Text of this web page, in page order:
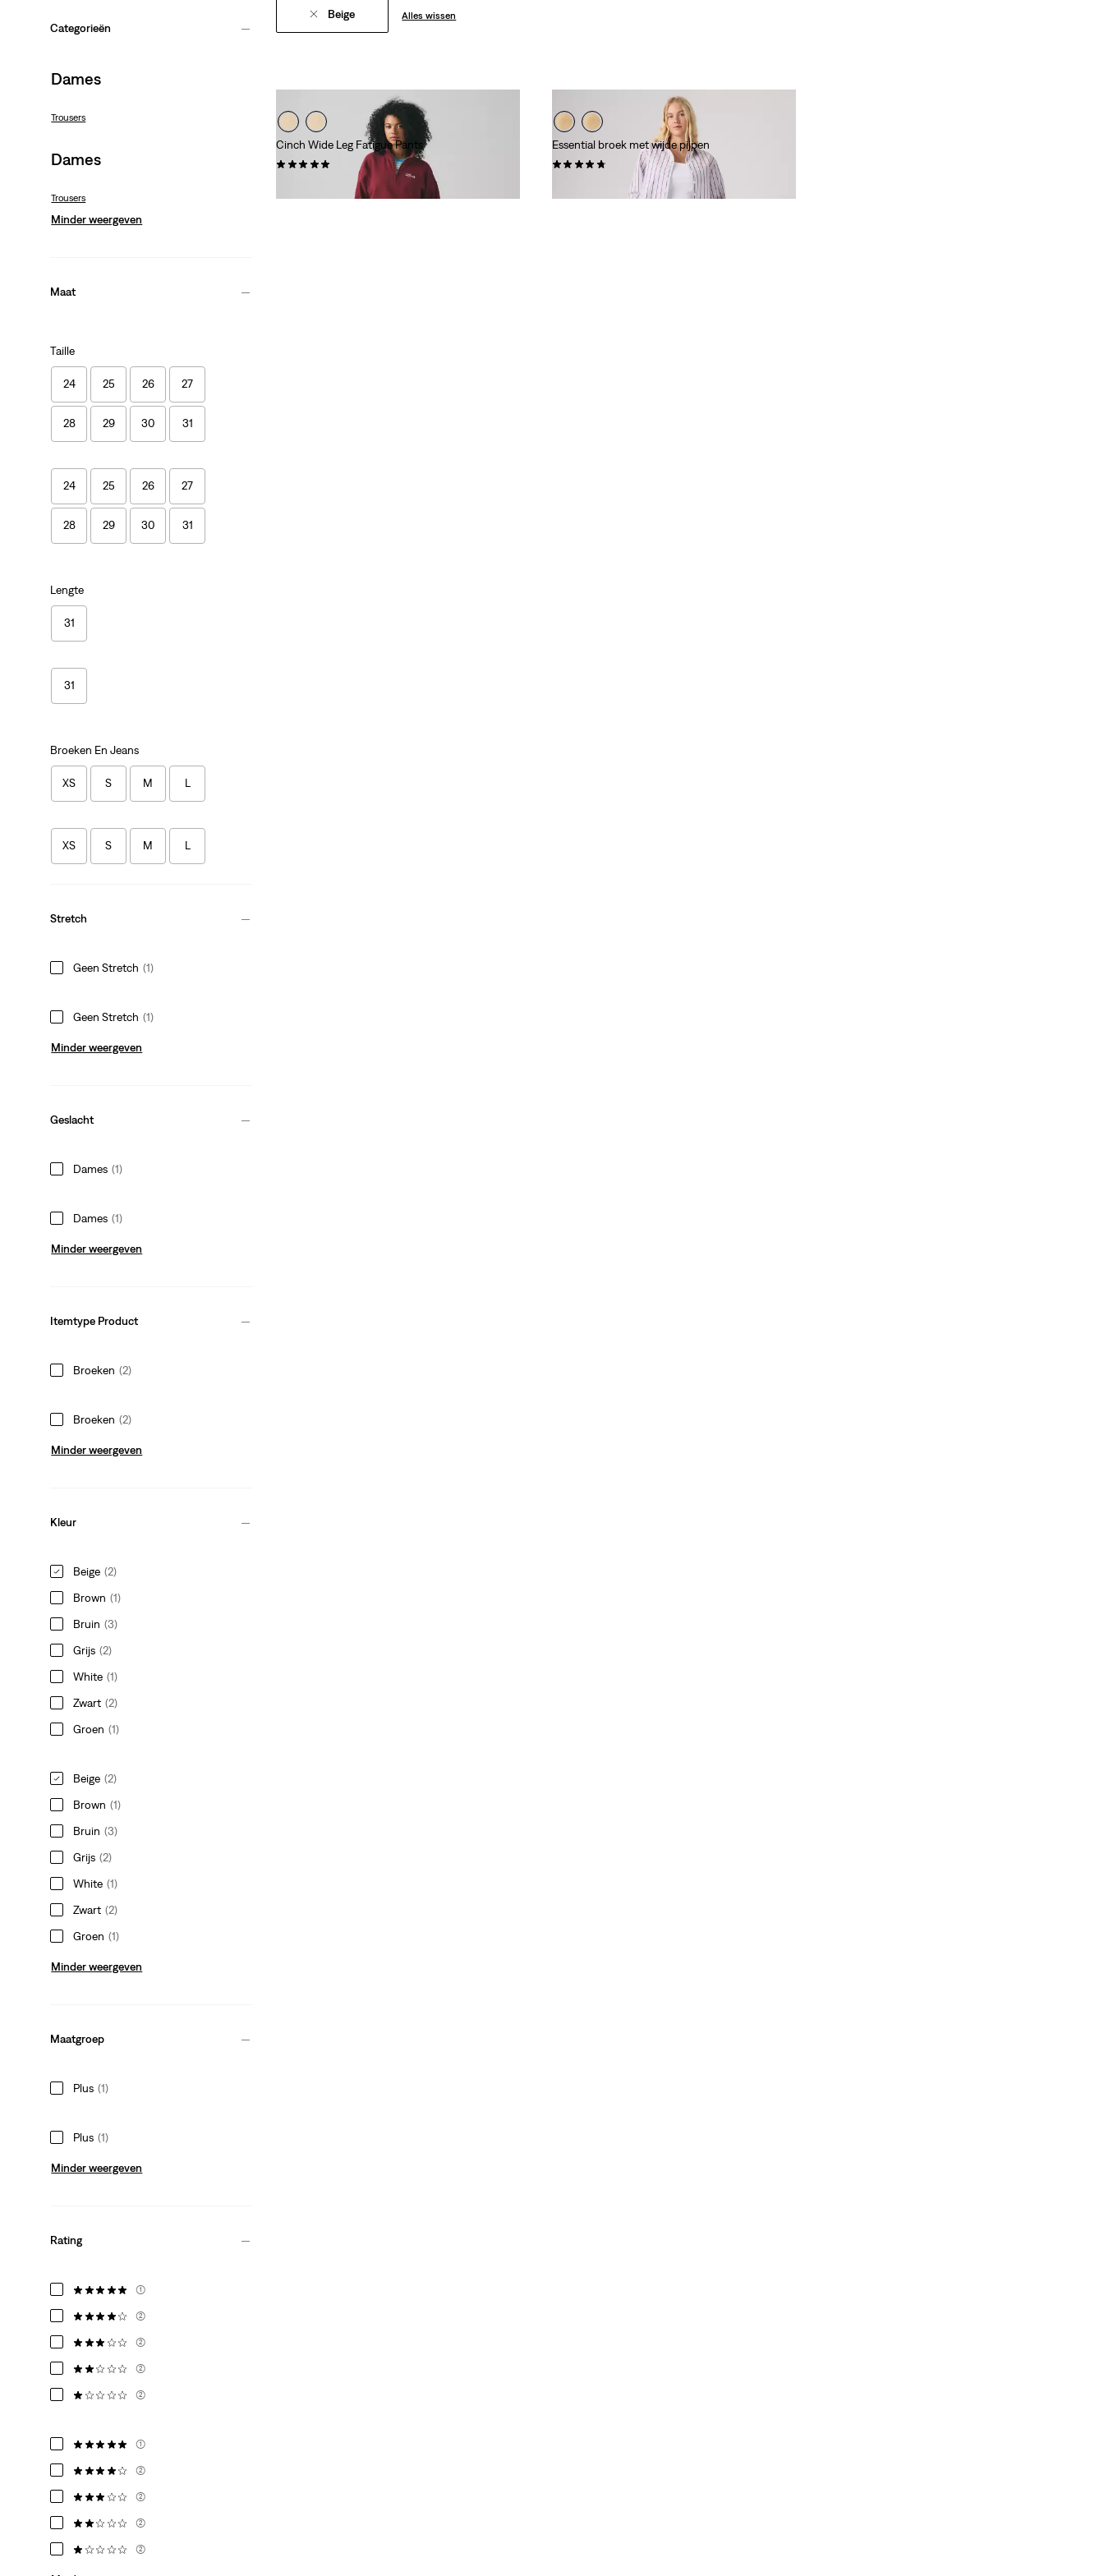
Categorieën
Dames
Trousers
Dames
Trousers
Minder weergeven
Maat
Taille
24 25 26 27
28 29 30 31
24 25 26 27
28 29 30 31
Lengte
31
31
Broeken En Jeans
XS S M L
XS S M L
Stretch
Geen Stretch (1)
Geen Stretch (1)
Minder weergeven
Geslacht
Dames (1)
Dames (1)
Minder weergeven
Itemtype Product
Broeken (2)
Broeken (2)
Minder weergeven
Kleur
Beige (2)
Brown (1)
Bruin (3)
Grijs (2)
White (1)
Zwart (2)
Groen (1)
Beige (2)
Brown (1)
Bruin (3)
Grijs (2)
White (1)
Zwart (2)
Groen (1)
Minder weergeven
Maatgroep
Plus (1)
Plus (1)
Minder weergeven
Rating
(1)
(2)
(2)
(2)
(2)
(1)
(2)
(2)
(2)
(2)
Beige Alles wissen
Cinch Wide Leg Fatigue Pants
Essential broek met wijde pijpen